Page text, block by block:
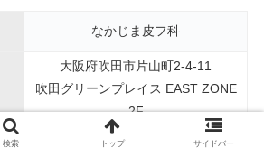
なかじま皮フ科
大阪府吹田市片山町2-4-11
吹田グリーンプレイス EAST ZONE
2F
千里丘駅より車で24分、駐車場あり
検索 トップ サイドバー